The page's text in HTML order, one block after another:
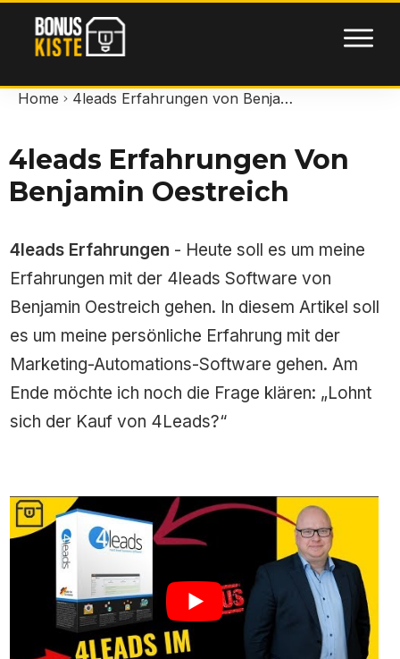
Home 4leads Erfahrungen von Benjamin Oestreich
4leads Erfahrungen Von
Benjamin Oestreich
4leads Erfahrungen - Heute soll es um meine
Erfahrungen mit der 4leads Software von
Benjamin Oestreich gehen. In diesem Artikel soll
es um meine persönliche Erfahrung mit der
Marketing-Automations-Software gehen. Am
Ende möchte ich noch die Frage klären: „Lohnt
sich der Kauf von 4Leads?“